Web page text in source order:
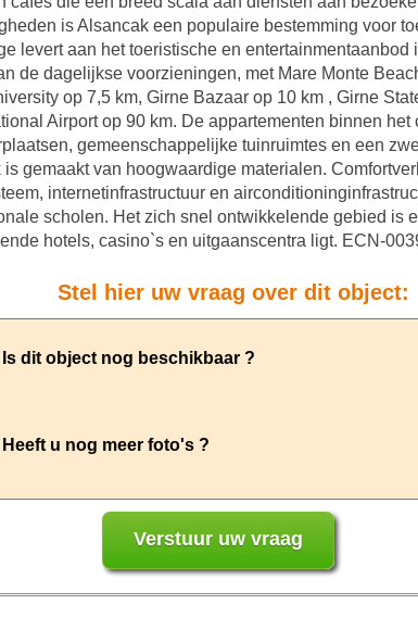
is Alsancak een populaire bestemming voor
levert aan het toeristische en
de dagelijkse voorzieningen, met Mare Monte
op 7,5 km, Girne Bazaar op 10 km , Girne
Airport op 90 km. De appartementen binnen
gemeenschappelijke tuinruimtes en een
gemaakt van hoogwaardige materialen.
internetinfrastructuur en
scholen. Het zich snel ontwikkelende gebied is
hotels, casino`s en uitgaanscentra ligt. ECN-
Stel hier uw vraag over dit object: